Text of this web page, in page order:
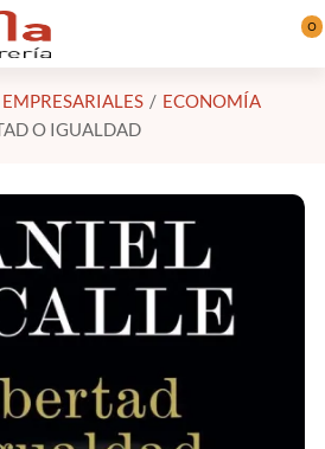
0
ECONOMÍA
O IGUALDAD